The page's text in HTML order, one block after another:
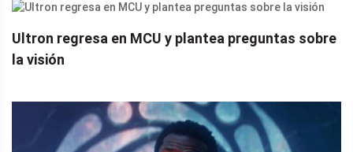
Ultron regresa en MCU y plantea preguntas sobre
la visión